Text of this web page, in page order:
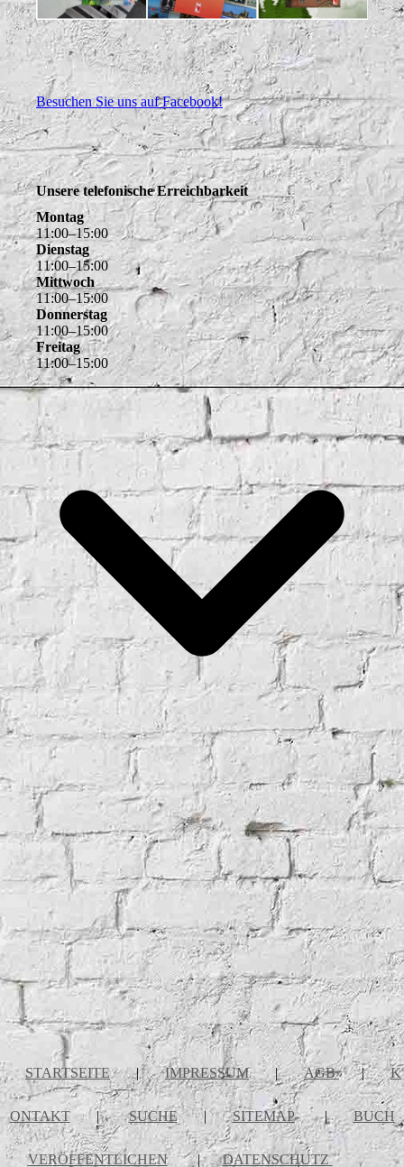
Besuchen Sie uns auf Facebook!
Unsere telefonische Erreichbarkeit
Montag
11:00–15:00
Dienstag
11:00–15:00
Mittwoch
11:00–15:00
Donnerstag
11:00–15:00
Freitag
11:00–15:00
STARTSEITE | IMPRESSUM | AGB | K
ONTAKT | SUCHE | SITEMAP | BUCH
VERÖFFENTLICHEN | DATENSCHUTZ